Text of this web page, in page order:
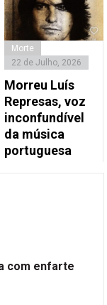
Morte
22 de Julho, 2026
Morreu Luís
Represas, voz
inconfundível
da música
portuguesa
com enfarte